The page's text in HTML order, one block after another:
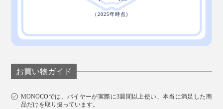
お買い物ガイド
MONOCOでは、バイヤーが実際に3週間以上使い、本当に満足した商
品だけを取り扱っています。